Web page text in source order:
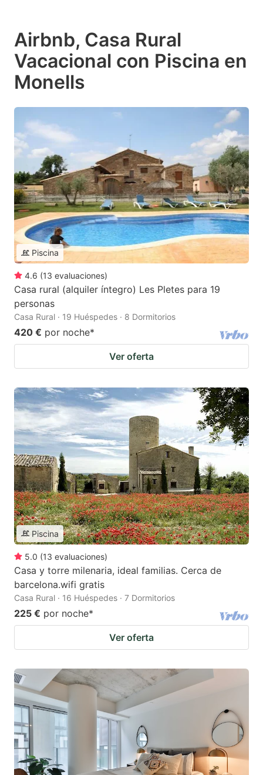
Airbnb, Casa Rural
Vacacional con Piscina en
Monells
Piscina
4.6 (13 evaluaciones)
Casa rural (alquiler íntegro) Les Pletes para 19
personas
Casa Rural · 19 Huéspedes · 8 Dormitorios
420 € por noche*
Ver oferta
Piscina
5.0 (13 evaluaciones)
Casa y torre milenaria, ideal familias. Cerca de
barcelona.wifi gratis
Casa Rural · 16 Huéspedes · 7 Dormitorios
225 € por noche*
Ver oferta